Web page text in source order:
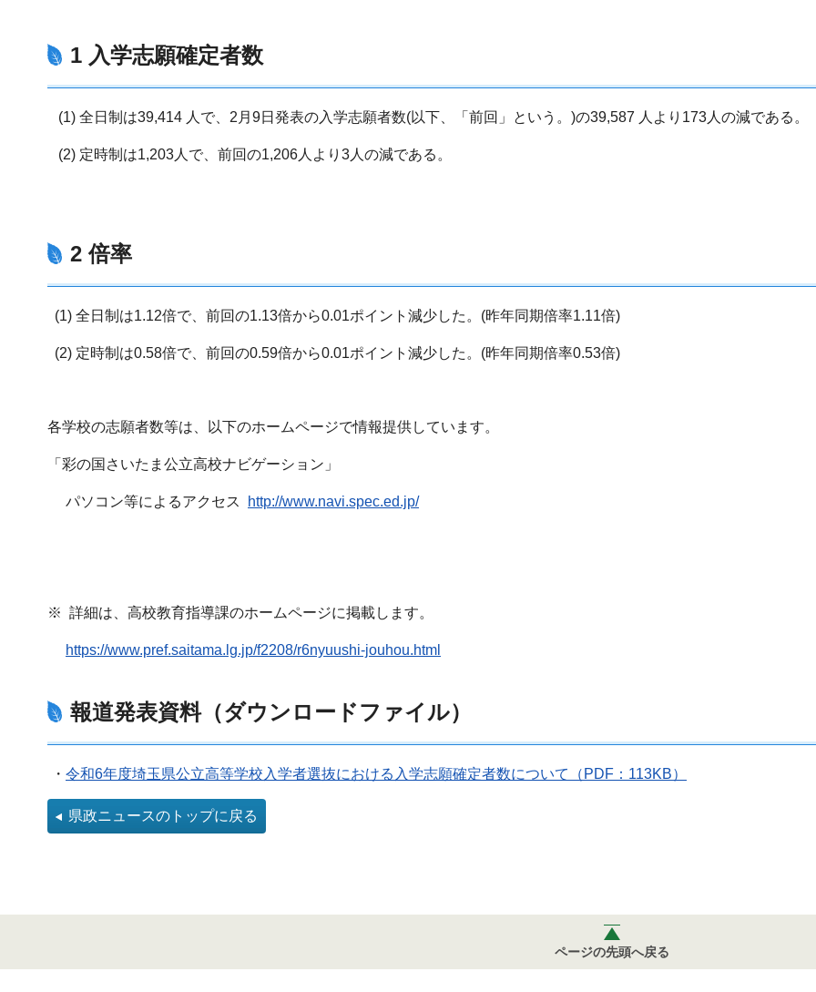
1 入学志願確定者数
(1) 全日制は39,414 人で、2月9日発表の入学志願者数(以下、「前回」という。)の39,587 人より173人の減である。
(2) 定時制は1,203人で、前回の1,206人より3人の減である。
2 倍率
(1) 全日制は1.12倍で、前回の1.13倍から0.01ポイント減少した。(昨年同期倍率1.11倍)
(2) 定時制は0.58倍で、前回の0.59倍から0.01ポイント減少した。(昨年同期倍率0.53倍)
各学校の志願者数等は、以下のホームページで情報提供しています。
「彩の国さいたま公立高校ナビゲーション」
パソコン等によるアクセス http://www.navi.spec.ed.jp/
※ 詳細は、高校教育指導課のホームページに掲載します。
https://www.pref.saitama.lg.jp/f2208/r6nyuushi-jouhou.html
報道発表資料（ダウンロードファイル）
・ 令和6年度埼玉県公立高等学校入学者選抜における入学志願確定者数について（PDF：113KB）
県政ニュースのトップに戻る
ページの先頭へ戻る